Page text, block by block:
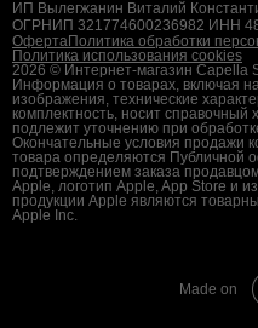
ИП Вылегжанин Виталий
ОГРНИП 321774600236982 ИНН
ОфертаПолитика обработки
Политика использования cookies
2026 © Интернет-магазин Capella
Информация о товарах, включая
изображения, технические
комплектность, носит справочный
подлежит уточнению при
Окончательные условия продажи
товара определяются Публичной
подтверждением заказа
Apple, логотип Apple, App Store и
продукции Apple являются
Apple Inc.
Made on